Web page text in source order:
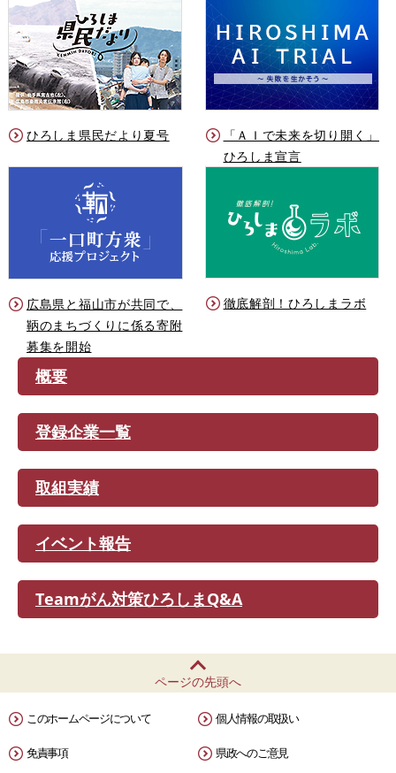
ひろしま県民だより夏号
「ＡＩで未来を切り開く」
ひろしま宣言
広島県と福山市が共同で、
鞆のまちづくりに係る寄附
募集を開始
徹底解剖！ひろしまラボ
概要
登録企業一覧
取組実績
イベント報告
Teamがん対策ひろしまQ&A
ページの先頭へ
このホームページについて 個人情報の取扱い
免責事項 県政へのご意見